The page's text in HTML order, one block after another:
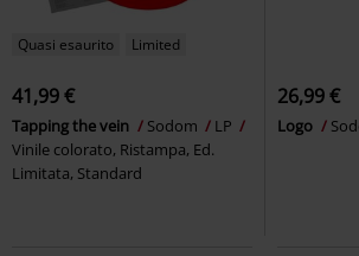
Quasi esaurito Limited
41,99 €
Tapping the vein Sodom
LP
Vinile colorato, Ristampa, Ed.
Limitata, Standard
26,99 €
Logo